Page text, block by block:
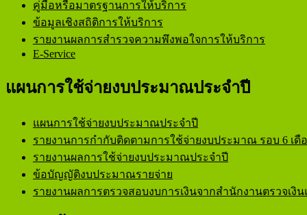
คู่มือหรือมาตรฐานการให้บริการ
ข้อมูลเชิงสถิติการให้บริการ
รายงานผลการสำรวจความพึงพอใจการให้บริการ
E-Service
แผนการใช้จ่ายงบประมาณประจำปี
แผนการใช้จ่ายงบประมาณประจำปี
รายงานการกำกับติดตามการใช้จ่ายงบประมาณ รอบ 6 เดื
รายงานผลการใช้จ่ายงบประมาณประจำปี
ข้อบัญญัติงบประมาณรายจ่าย
รายงานผลการตรวจสอบงบการเงินจากสำนักงานตรวจเงิ